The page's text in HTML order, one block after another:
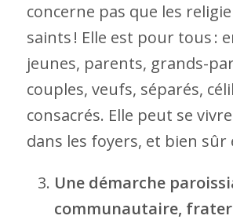
concerne pas que les
saints ! Elle est pour tous :
jeunes, parents, grands-
couples, veufs, séparés,
consacrés. Elle peut se
dans les foyers, et bien sûr
Une démarche
communautaire,